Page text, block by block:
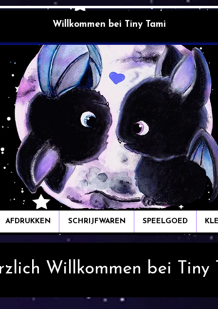
Willkommen bei Tiny Tami
AFDRUKKEN SCHRIJFWAREN SPEELGOED
Willkommen bei Tiny